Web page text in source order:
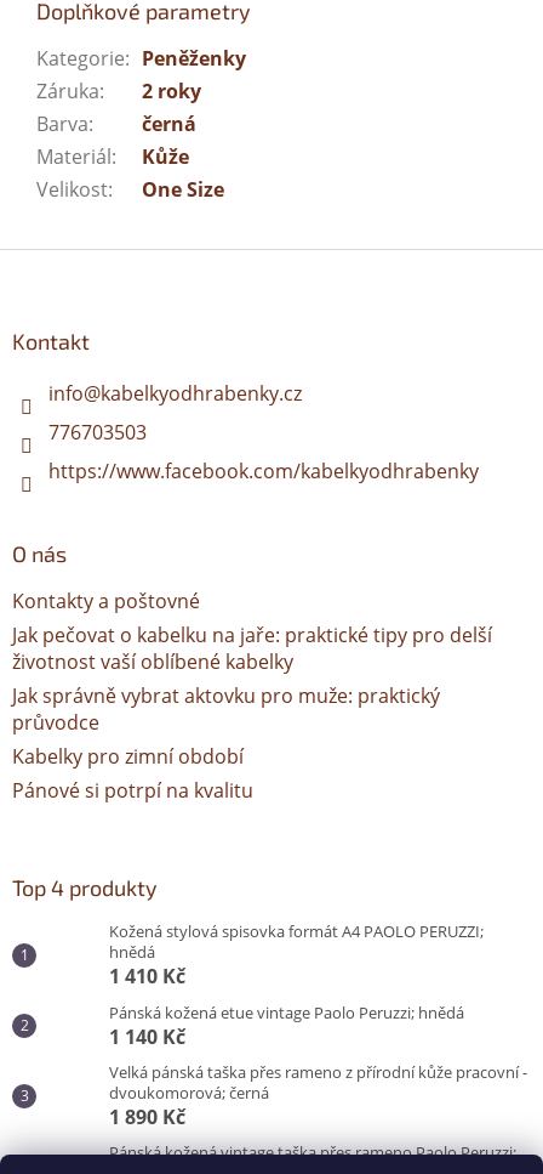
Doplňkové parametry
Kategorie: Peněženky
Záruka:
2 roky
Barva:
černá
Materiál:
Kůže
Velikost: One Size
Kontakt
info@kabelkyodhrabenky.cz
776703503
https://www.facebook.com/kabelkyodhrabenky
O nás
Kontakty a poštovné
Jak pečovat o kabelku na jaře: praktické tipy pro delší
životnost vaší oblíbené kabelky
Jak správně vybrat aktovku pro muže: praktický
průvodce
Kabelky pro zimní období
Pánové si potrpí na kvalitu
Top 4 produkty
Kožená stylová spisovka formát A4 PAOLO PERUZZI;
hnědá
1 410 Kč
Pánská kožená etue vintage Paolo Peruzzi; hnědá
1 140 Kč
Velká pánská taška přes rameno z přírodní kůže pracovní -
dvoukomorová; černá
1 890 Kč
Pánská kožená vintage taška přes rameno Paolo Peruzzi;